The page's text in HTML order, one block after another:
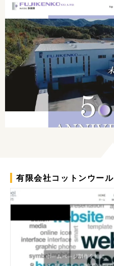
有限会社コットンウール